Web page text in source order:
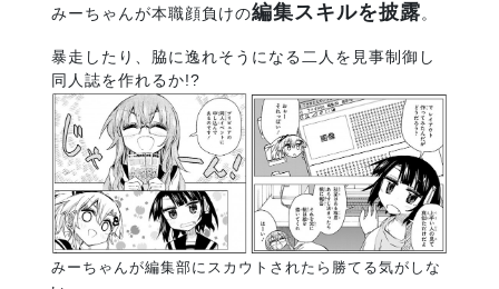
みーちゃんが本職顔負けの編集スキルを披露。
暴走したり、脇に逸れそうになる二人を見事制御し
同人誌を作れるか!?
みーちゃんが編集部にスカウトされたら勝てる気がしな